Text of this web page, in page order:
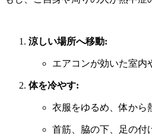
涼しい場所へ移動:
エアコンが効いた室内
体を冷やす:
衣服をゆるめ、体から
首筋、脇の下、足の付